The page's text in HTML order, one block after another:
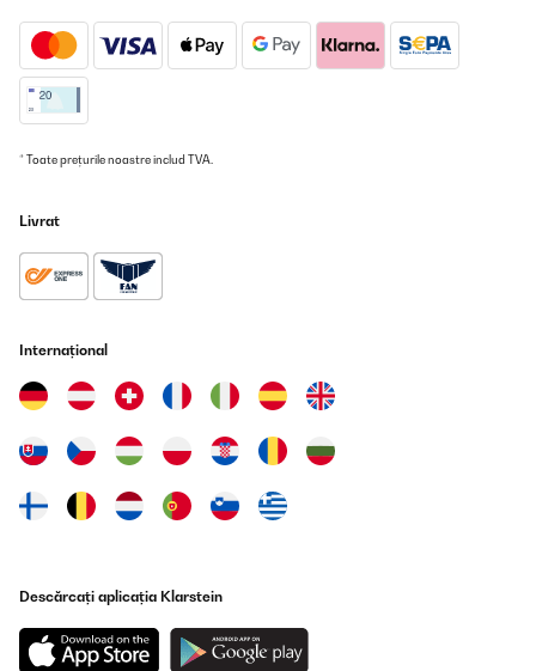
* Toate prețurile noastre includ TVA.
Livrat
Internațional
Descărcați aplicația Klarstein